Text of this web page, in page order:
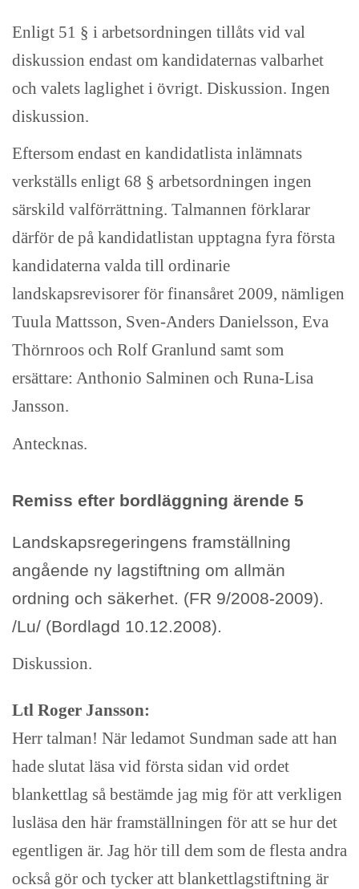
Enligt 51 § i arbetsordningen tillåts vid val
diskussion endast om kandidaternas valbarhet
och valets laglighet i övrigt. Diskussion. Ingen
diskussion.
Eftersom endast en kandidatlista inlämnats
verkställs enligt 68 § arbetsordningen ingen
särskild valförrättning. Talmannen förklarar
därför de på kandidatlistan upptagna fyra första
kandidaterna valda till ordinarie
landskapsrevisorer för finansåret 2009, nämligen
Tuula Mattsson, Sven-Anders Danielsson, Eva
Thörnroos och Rolf Granlund samt som
ersättare: Anthonio Salminen och Runa-Lisa
Jansson.
Antecknas.
Remiss efter bordläggning ärende 5
Landskapsregeringens framställning
angående ny lagstiftning om allmän
ordning och säkerhet. (FR 9/2008-2009).
/Lu/ (Bordlagd 10.12.2008).
Diskussion.
Ltl Roger Jansson:
Herr talman! När ledamot Sundman sade att han
hade slutat läsa vid första sidan vid ordet
blankettlag så bestämde jag mig för att verkligen
lusläsa den här framställningen för att se hur det
egentligen är. Jag hör till dem som de flesta andra
också gör och tycker att blankettlagstiftning är